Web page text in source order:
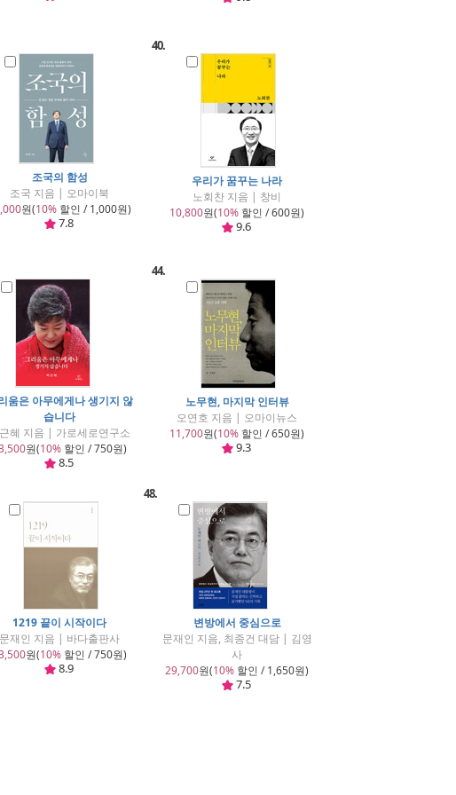
조국의 함성
조국 지음 | 오마이북
원(10% 할인 / 1,000원)
7.8
40.
우리가 꿈꾸는 나라
노회찬 지음 | 창비
10,800원(10% 할인 / 600원)
9.6
움은 아무에게나 생기지 않
습니다
혜 지음 | 가로세로연구소
원(10% 할인 / 750원)
8.5
44.
노무현, 마지막 인터뷰
오연호 지음 | 오마이뉴스
11,700원(10% 할인 / 650원)
9.3
1219 끝이 시작이다
문재인 지음 | 바다출판사
원(10% 할인 / 750원)
8.9
48.
변방에서 중심으로
문재인 지음, 최종건 대담 | 김영
사
29,700원(10% 할인 / 1,650원)
7.5